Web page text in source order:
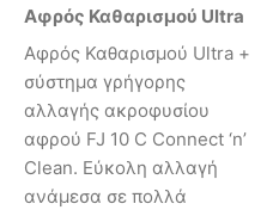
Αφρός Καθαρισμού Ultra
Αφρός Καθαρισμού Ultra +
σύστημα γρήγορης
αλλαγής ακροφυσίου
αφρού FJ 10 C Connect ‘n’
Clean. Εύκολη αλλαγή
ανάμεσα σε πολλά